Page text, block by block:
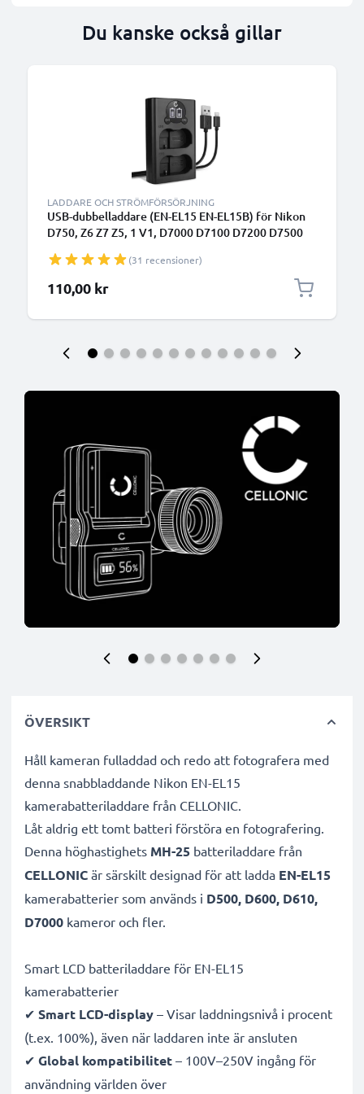
Du kanske också gillar
LADDARE OCH STRÖMFÖRSÖRJNING
USB-dubbelladdare (EN-EL15 EN-EL15B) för Nikon
D750, Z6 Z7 Z5, 1 V1, D7000 D7100 D7200 D7500
från CELLONIC (31 recensioner)
110,00 kr
ÖVERSIKT
Håll kameran fulladdad och redo att fotografera med
denna snabbladdande Nikon EN-EL15
kamerabatteriladdare från CELLONIC.
Låt aldrig ett tomt batteri förstöra en fotografering.
Denna höghastighets MH-25 batteriladdare från
CELLONIC är särskilt designad för att ladda EN-EL15
kamerabatterier som används i D500, D600, D610,
D7000 kameror och fler.
Smart LCD batteriladdare för EN-EL15
kamerabatterier
✔ Smart LCD-display – Visar laddningsnivå i procent
(t.ex. 100%), även när laddaren inte är ansluten
✔ Global kompatibilitet – 100V–250V ingång för
användning världen över